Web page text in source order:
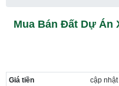
Cần thuê MBKD tại
Cần thuê MBKD tại
Cần thuê MBKD tại
Mua Bán Đất Dự Án
Giá tiền
cập nhật